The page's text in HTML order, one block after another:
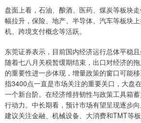
盘面上看，石油、酿酒、医药、煤炭等板块
幅拉升，保险、地产、半导体、汽车等板块
机、跨境支付概念等活跃。
东莞证券表示，目前国内经济运行总体平稳
随着七八月关税暂缓期结束，出口对经济的
的重要性进一步体现，增量政策的窗口可能
指3400点一直是市场关注的重要关口，大盘
一个新台阶。在经济维持韧性与政策工具箱
行动力。中长期看，预计市场有望呈现逐步
建议关注金融、机械设备、大消费和TMT等板